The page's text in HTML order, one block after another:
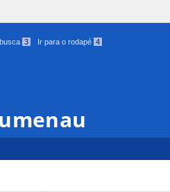
3 Ir para o rodapé 4